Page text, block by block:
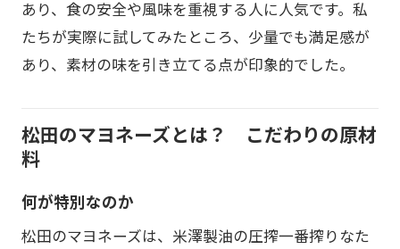
あり、食の安全や風味を重視する人に人気です。私
たちが実際に試してみたところ、少量でも満足感が
あり、素材の味を引き立てる点が印象的でした。
松田のマヨネーズとは？ こだわりの原材
料
何が特別なのか
松田のマヨネーズは、米澤製油の圧搾一番搾りなた